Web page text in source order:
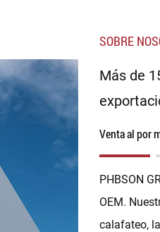
SOBRE
Más de
Venta al por
PHBSON
OEM.
calafateo,